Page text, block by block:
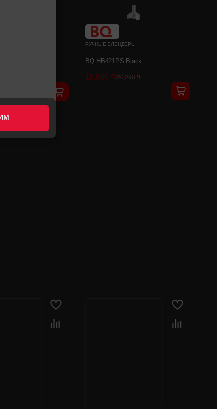
РУЧНЫЕ БЛЕНДЕРЫ
BQ HB421PS Black
16,500 ֏20,290 ֏